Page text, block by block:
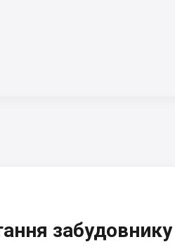
забудовнику